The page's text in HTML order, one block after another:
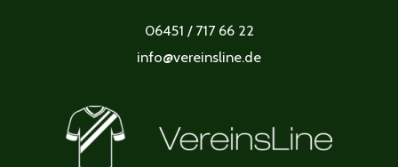
06451 / 717 66 22
info@vereinsline.de